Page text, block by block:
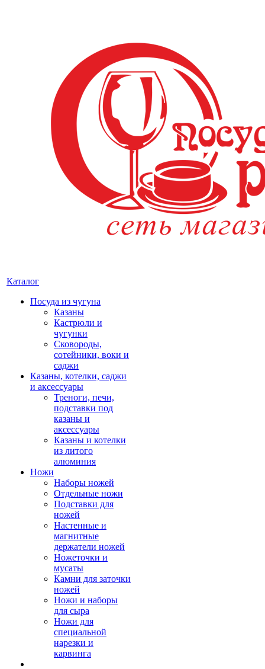
Каталог
Посуда из чугуна
Казаны
Кастрюли и
чугунки
Сковороды,
сотейники, воки и
саджи
Казаны, котелки, саджи
и аксессуары
Треноги, печи,
подставки под
казаны и
аксессуары
Казаны и котелки
из литого
алюминия
Ножи
Наборы ножей
Отдельные ножи
Подставки для
ножей
Настенные и
магнитные
держатели ножей
Ножеточки и
мусаты
Камни для заточки
ножей
Ножи и наборы
для сыра
Ножи для
специальной
нарезки и
карвинга